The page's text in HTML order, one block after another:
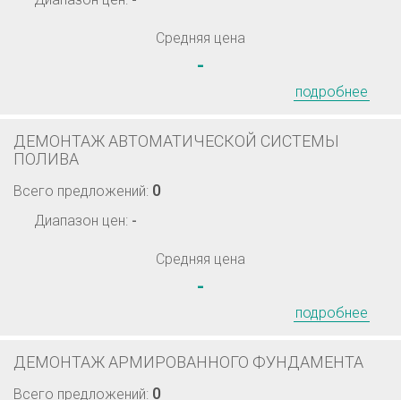
Средняя цена
-
подробнее
ДЕМОНТАЖ АВТОМАТИЧЕСКОЙ СИСТЕМЫ
ПОЛИВА
Всего предложений: 0
Диапазон цен: -
Средняя цена
-
подробнее
ДЕМОНТАЖ АРМИРОВАННОГО ФУНДАМЕНТА
Всего предложений: 0